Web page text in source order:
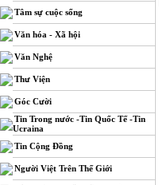
Tâm sự cuộc sống
Văn hóa - Xã hội
Văn Nghệ
Thư Viện
Góc Cười
Tin Trong nước -Tin Quốc Tế -Tin
Ucraina
Tin Cộng Đồng
Người Việt Trên Thế Giới